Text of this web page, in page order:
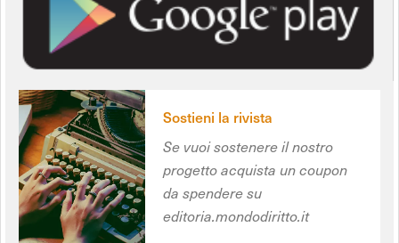
Sostieni la rivista
Se vuoi sostenere il nostro
progetto acquista un coupon
da spendere su
editoria.mondodiritto.it